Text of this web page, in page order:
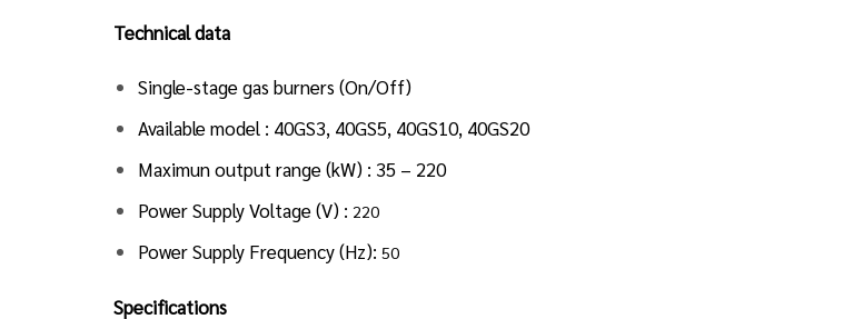
Technical data
Single-stage gas burners (On/Off)
Available model : 40GS3, 40GS5, 40GS10, 40GS20
Maximun output range (kW) : 35 – 220
Power Supply Voltage (V) : 220
Power Supply Frequency (Hz):50
Specifications